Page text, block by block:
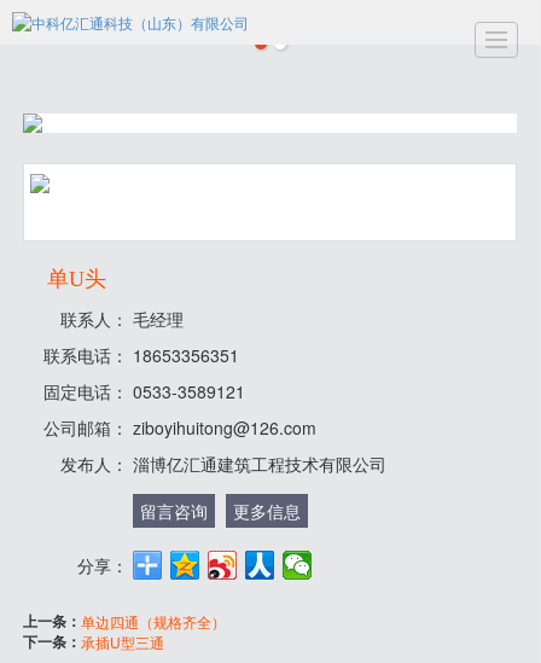
单U头
联系人： 毛经理
联系电话： 18653356351
固定电话： 0533-3589121
公司邮箱： ziboyihuitong@126.com
发布人： 淄博亿汇通建筑工程技术有限公司
留言咨询
更多信息
分享：
上一条：单边四通（规格齐全）
下一条：承插U型三通